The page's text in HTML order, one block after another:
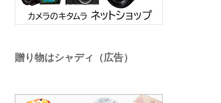
贈り物はシャディ（広告）